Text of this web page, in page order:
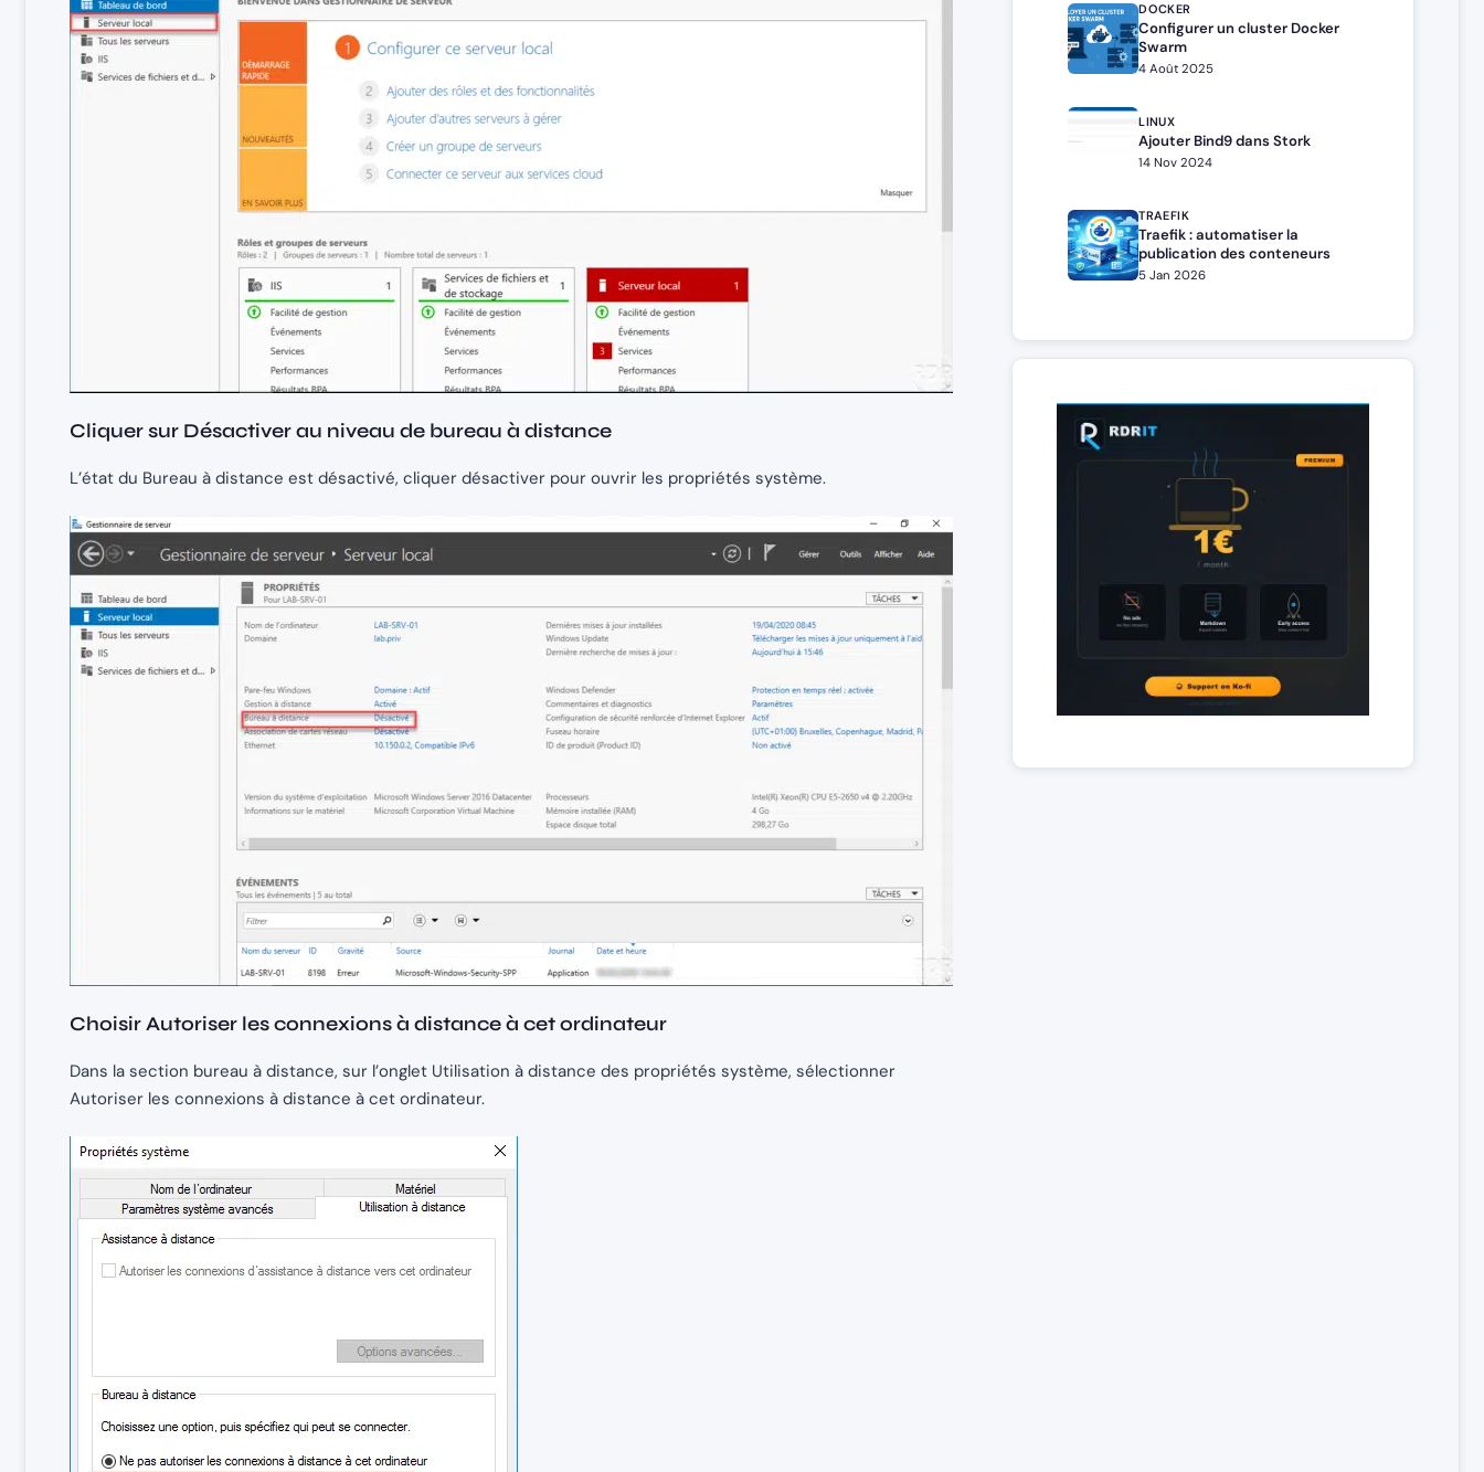
Cliquer sur Désactiver au niveau de bureau à distance
L’état du Bureau à distance est désactivé, cliquer désactiver pour ouvrir les propriétés système.
Choisir Autoriser les connexions à distance à cet ordinateur
Dans la section bureau à distance, sur l’onglet Utilisation à distance des propriétés système, sélectionner
Autoriser les connexions à distance à cet ordinateur.
DOCKER
Configurer un cluster Docker
Swarm
4 Août 2025
LINUX
Ajouter Bind9 dans Stork
14 Nov 2024
TRAEFIK
Traefik : automatiser la
publication des conteneurs
5 Jan 2026